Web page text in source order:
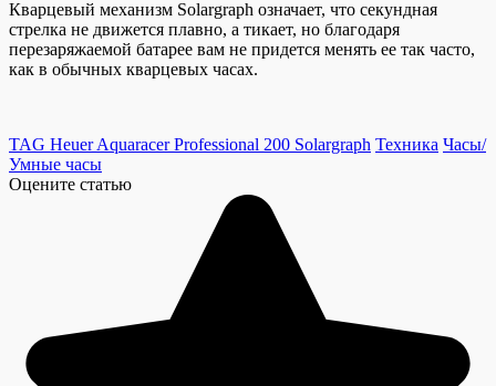
Кварцевый механизм Solargraph означает, что секундная
стрелка не движется плавно, а тикает, но благодаря
перезаряжаемой батарее вам не придется менять ее так часто,
как в обычных кварцевых часах.
TAG Heuer Aquaracer Professional 200 Solargraph Техника Часы/
Умные часы
Оцените статью